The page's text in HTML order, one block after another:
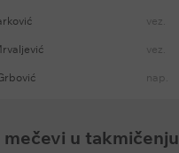
vez.
vez.
nap.
mečevi u takmičenju